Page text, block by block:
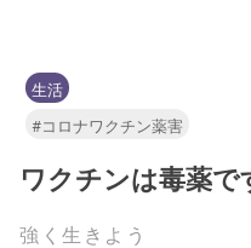
生活
#コロナワクチン薬害
ワクチンは毒薬で
強く生きよう